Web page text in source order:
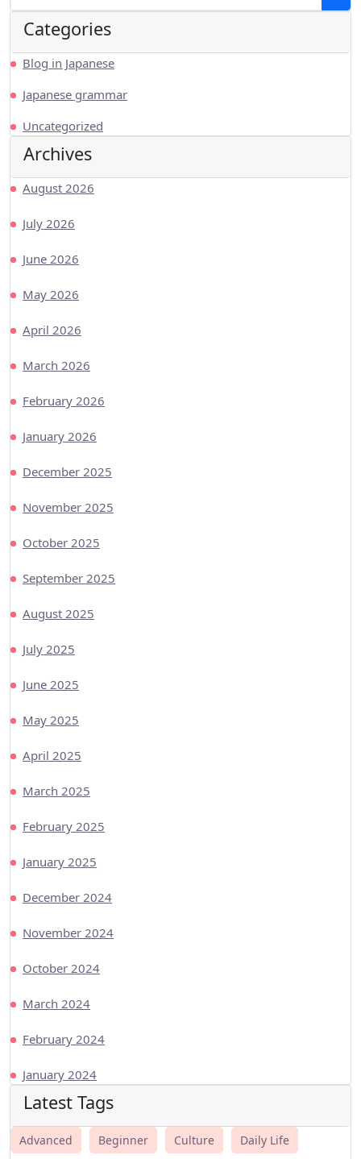
Categories
Blog in Japanese
Japanese grammar
Uncategorized
Archives
August 2026
July 2026
June 2026
May 2026
April 2026
March 2026
February 2026
January 2026
December 2025
November 2025
October 2025
September 2025
August 2025
July 2025
June 2025
May 2025
April 2025
March 2025
February 2025
January 2025
December 2024
November 2024
October 2024
March 2024
February 2024
January 2024
Latest Tags
Advanced Beginner Culture Daily Life